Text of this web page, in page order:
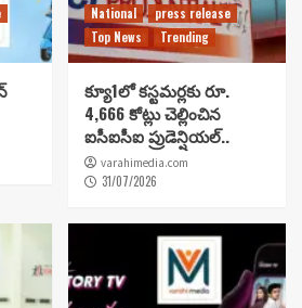
National
press release
Top News
Trending
క్యూ1లో కస్టమర్లకు రూ.
4,666 కోట్లు చెల్లించిన
ఐసీఐసీఐ ప్రుడెన్షియల్..
varahimedia.com
31/07/2026